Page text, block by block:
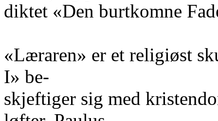
diktet «Den burtkomne
«Læraren» er et religiøst
I» be-
skjeftiger sig med